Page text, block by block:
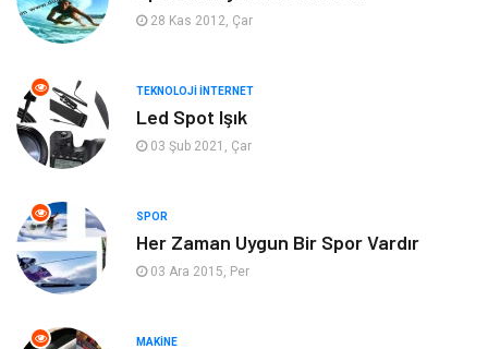
Bilgisayar & Yazılım
Müzik
Spor
Turizm
Nakliye
28 Kas 2012, Çar
TEKNOLOJI İNTERNET
Led Spot Işık
03 Şub 2021, Çar
SPOR
Her Zaman Uygun Bir Spor Vardır
03 Ara 2015, Per
MAKINE